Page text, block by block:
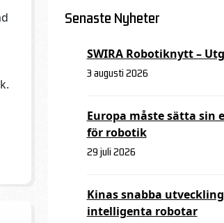
Senaste Nyheter
SWIRA Robotiknytt –
3 augusti 2026
Europa måste sätta sin
för robotik
29 juli 2026
Kinas snabba
intelligenta robotar